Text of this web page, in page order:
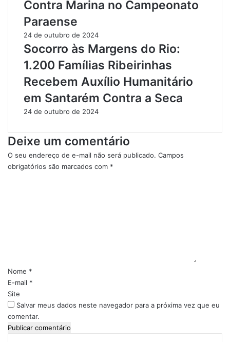
d
I
n
c
n
d
o
é
e
v
o
l
r
e
a
e
m
o
e
s
o
p
s
e
n
m
Contra Marina no Campeonato
Paraense
24 de outubro de 2024
Socorro às Margens do Rio:
1.200 Famílias Ribeirinhas
Recebem Auxílio Humanitário
em Santarém Contra a Seca
24 de outubro de 2024
Deixe um comentário
O seu endereço de e-mail não será publicado. Campos
obrigatórios são marcados com *
i
o
*
Nome *
E-mail *
Site
Salvar meus dados neste navegador para a próxima vez que eu
comentar.